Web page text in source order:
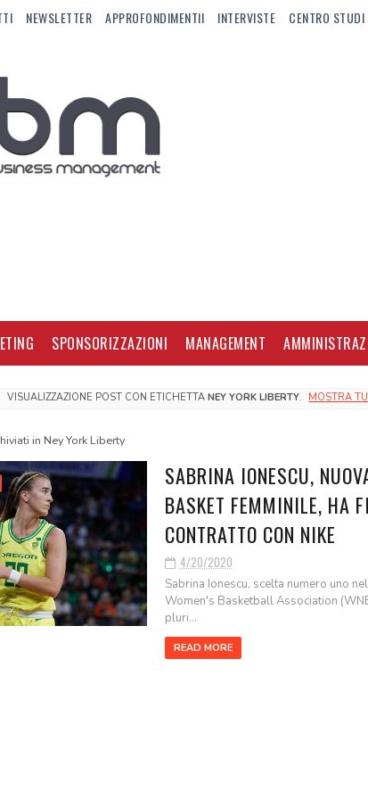
NEWSLETTER APPROFONDIMENTII INTERVISTE CENTRO STUDI
SPONSORIZZAZIONI MANAGEMENT
VISUALIZZAZIONE POST CON ETICHETTA NEY YORK LIBERTY. MOSTRA
in Ney York Liberty
SABRINA IONESCU,
BASKET FEMMINILE, HA
CONTRATTO CON NIKE
4/20/2020
Sabrina Ionescu, scelta numero uno
Women's Basketball Association
pluri...
READ MORE